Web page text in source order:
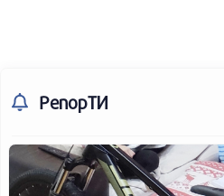
РепорТИ